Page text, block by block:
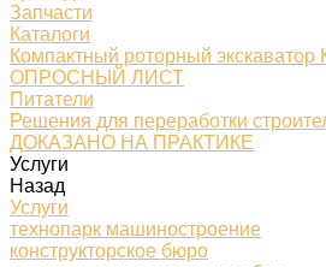
Запчасти
Каталоги
Компактный роторный
ОПРОСНЫЙ ЛИСТ
Питатели
Решения для переработки
ДОКАЗАНО НА ПРАКТИКЕ
Услуги
Назад
Услуги
технопарк машиностроение
конструкторское бюро